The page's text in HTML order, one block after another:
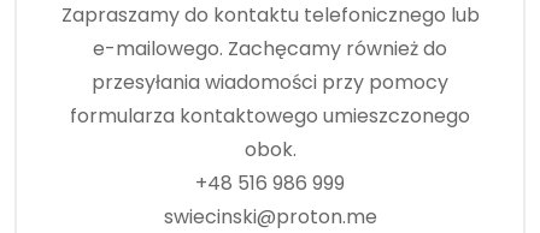
Zapraszamy do kontaktu telefonicznego lub
e-mailowego. Zachęcamy również do
przesyłania wiadomości przy pomocy
formularza kontaktowego umieszczonego
obok.
+48 516 986 999
swiecinski@proton.me